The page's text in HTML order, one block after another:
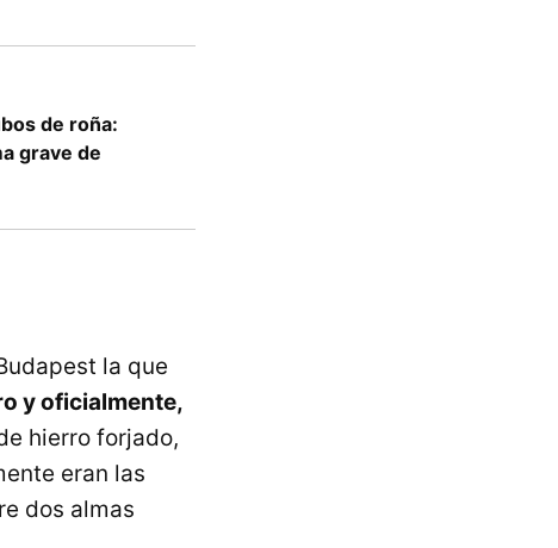
de roña:
grave de
la que
y oficialmente,
hierro forjado,
eran las
dos almas